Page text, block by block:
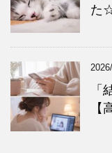
た
「
【